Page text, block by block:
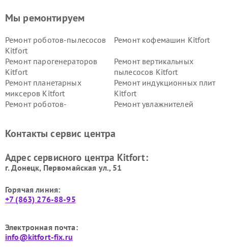
Мы ремонтируем
Ремонт роботов-пылесосов
Kitfort
Ремонт кофемашин Kitfort
Ремонт парогенераторов
Kitfort
Ремонт вертикальных
пылесосов Kitfort
Ремонт планетарных
миксеров Kitfort
Ремонт индукционных плит
Kitfort
Ремонт роботов-
Ремонт увлажнителей
Kitfort
Kitfort
Kitfort
Kitfort
Контакты сервис центра
Адрес сервисного центра Kitfort:
г. Донецк, Первомайская ул., 51
Горячая линия:
+7 (863) 276-88-95
Электронная почта:
info@kitfort-fix.ru